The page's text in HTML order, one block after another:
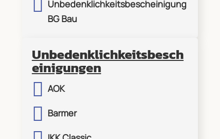
 Unbedenklichkeitsbescheinigung
BG Bau
Unbedenklichkeitsbesch
einigungen
 AOK
 Barmer